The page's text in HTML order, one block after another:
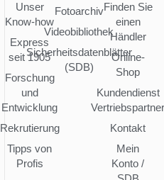
Unser
Know-how
Express
seit 1905
Forschung
und
Entwicklung
Rekrutierung
Tipps von
Profis
Fotoarchiv
Videobibliothek
Sicherheitsdatenblätter
(SDB)
Finden Sie
einen
Händler
Online-
Shop
Kundendienst
Kontakt
Mein
Konto /